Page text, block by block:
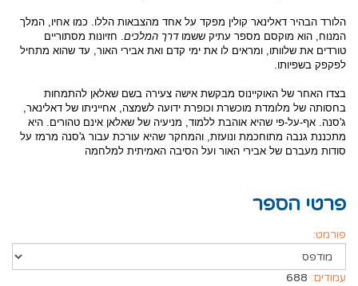
הלורד הבהיר דאלינאר קולין מפקד על אחד מהצבאות הללו. כמו אחיו, המלך
המנוח, הוא מוקסם מספר עתיק ששמודרך המלכים. חזיונות מסתוריים
טורדים את שלוותו, ומראים לו את ימי קדם ואת אבירי האור, עד שהוא מתחיל
לפקפק בשפיותו.
בצדו האחר של האוקיינוס מבקשת אישה צעירה בשם שאלאן להתמחות
בחסותה של מלומדת מוכשרת וכופרת ידועה לשמצה, אחייניתו של דאלינאר,
ג'סנה. אף-על-פי שהיא אוהבת ללמוד, מניעיה של שאלאן אינם טהורים. היא
מתכננת גנבה מתוחכמת ונועזת, והמחקר שהיא עורכת עבור ג'סנה מרמז על
סודות מעברם של אבירי האור ועל הסיבה האמיתית למלחמה
פרטי הספר
פורמט:
עמודים: 688